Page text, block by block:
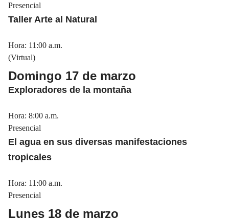
Presencial
Taller Arte al Natural
Hora: 11:00 a.m.
(Virtual)
Domingo 17 de marzo
Exploradores de la montaña
Hora: 8:00 a.m.
Presencial
El agua en sus diversas manifestaciones
tropicales
Hora: 11:00 a.m.
Presencial
Lunes 18 de marzo